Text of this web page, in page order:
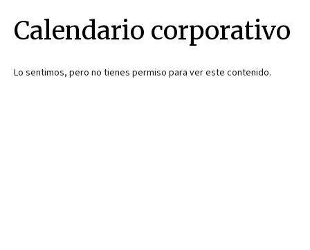
Calendario corporativo
Lo sentimos, pero no tienes permiso para ver este contenido.